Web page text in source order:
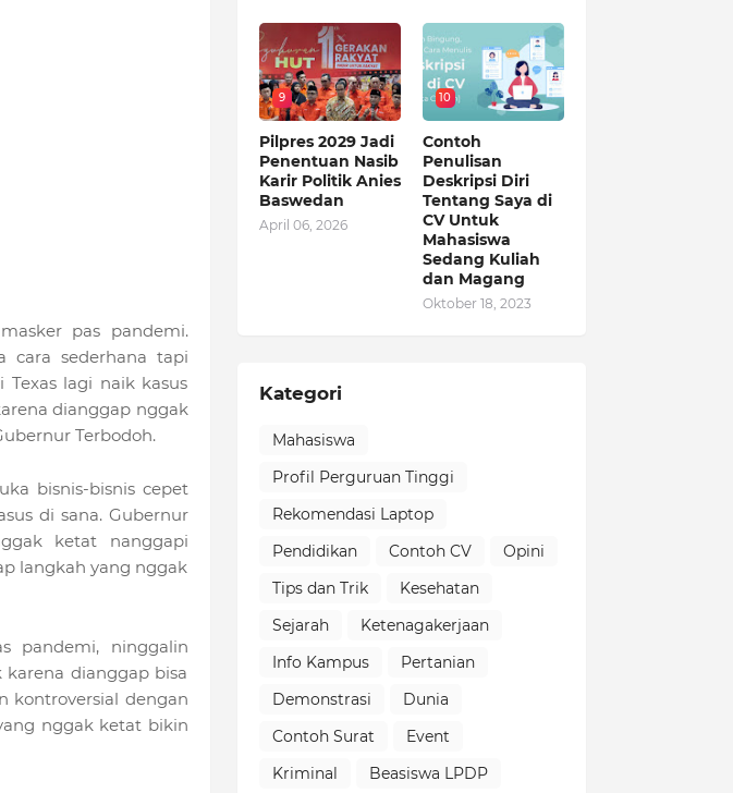
pas pandemi.
cara sederhana tapi
lagi naik kasus
dianggap nggak
Terbodoh.
bisnis-bisnis cepet
di sana. Gubernur
ketat nanggapi
langkah yang nggak
pandemi, ninggalin
dianggap bisa
kontroversial dengan
nggak ketat bikin
9
Pilpres 2029 Jadi
Penentuan Nasib
Karir Politik Anies
Baswedan
April 06, 2026
10
Contoh
Penulisan
Deskripsi Diri
Tentang Saya di
CV Untuk
Mahasiswa
Sedang Kuliah
dan Magang
Oktober 18, 2023
Kategori
Mahasiswa
Profil Perguruan Tinggi
Rekomendasi Laptop
Pendidikan
Contoh CV
Opini
Tips dan Trik
Kesehatan
Sejarah
Ketenagakerjaan
Info Kampus
Pertanian
Demonstrasi
Dunia
Contoh Surat
Event
Kriminal
Beasiswa LPDP